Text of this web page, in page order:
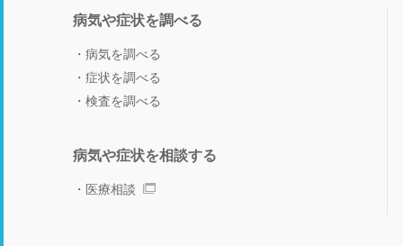
病気や症状を調べる
病気を調べる
症状を調べる
検査を調べる
病気や症状を相談する
医療相談